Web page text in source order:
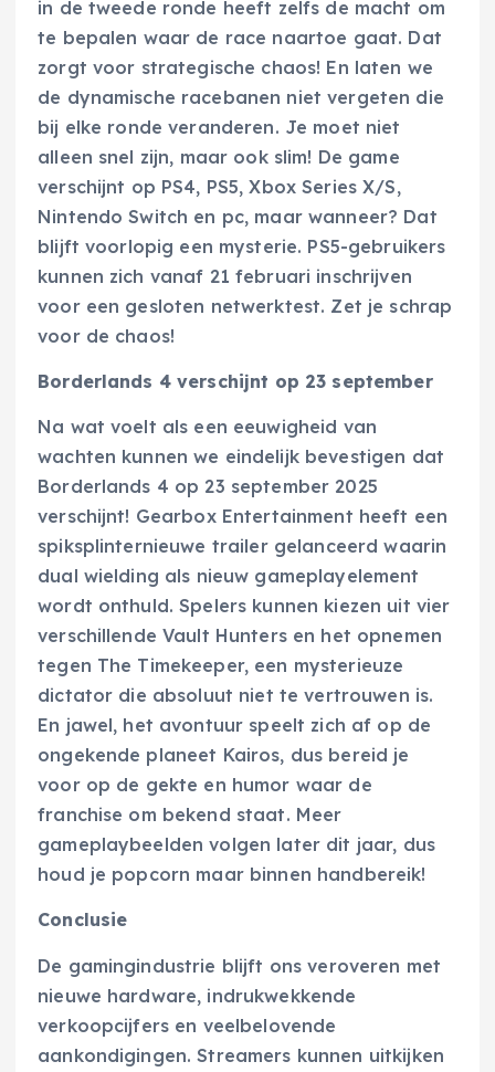
in de tweede ronde heeft zelfs de macht om
te bepalen waar de race naartoe gaat. Dat
zorgt voor strategische chaos! En laten we
de dynamische racebanen niet vergeten die
bij elke ronde veranderen. Je moet niet
alleen snel zijn, maar ook slim! De game
verschijnt op PS4, PS5, Xbox Series X/S,
Nintendo Switch en pc, maar wanneer? Dat
blijft voorlopig een mysterie. PS5-gebruikers
kunnen zich vanaf 21 februari inschrijven
voor een gesloten netwerktest. Zet je schrap
voor de chaos!
Borderlands 4 verschijnt op 23 september
Na wat voelt als een eeuwigheid van
wachten kunnen we eindelijk bevestigen dat
Borderlands 4 op 23 september 2025
verschijnt! Gearbox Entertainment heeft een
spiksplinternieuwe trailer gelanceerd waarin
dual wielding als nieuw gameplayelement
wordt onthuld. Spelers kunnen kiezen uit vier
verschillende Vault Hunters en het opnemen
tegen The Timekeeper, een mysterieuze
dictator die absoluut niet te vertrouwen is.
En jawel, het avontuur speelt zich af op de
ongekende planeet Kairos, dus bereid je
voor op de gekte en humor waar de
franchise om bekend staat. Meer
gameplaybeelden volgen later dit jaar, dus
houd je popcorn maar binnen handbereik!
Conclusie
De gamingindustrie blijft ons veroveren met
nieuwe hardware, indrukwekkende
verkoopcijfers en veelbelovende
aankondigingen. Streamers kunnen uitkijken